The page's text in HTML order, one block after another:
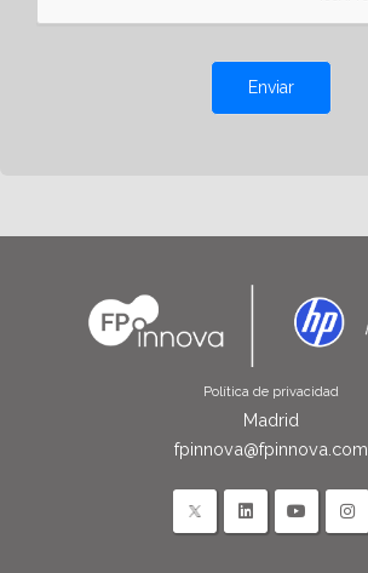
Enviar
Política de privacidad
Madrid
fpinnova@fpinnova.com